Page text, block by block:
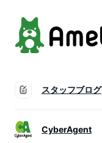
スタッフブログ
CyberAgent